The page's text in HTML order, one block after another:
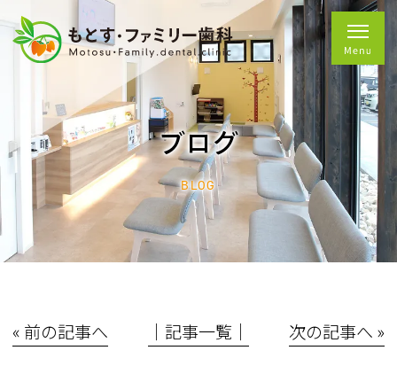
ブログ
BLOG
« 前の記事へ │記事一覧│ 次の記事へ »